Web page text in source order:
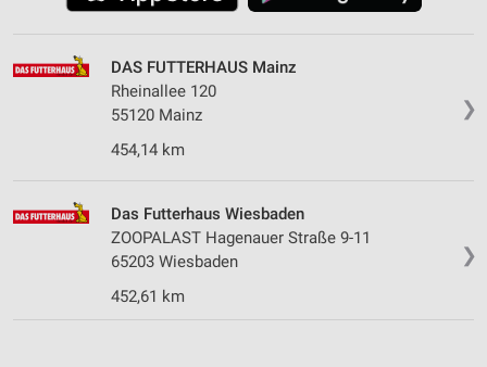
❯
DAS FUTTERHAUS Mainz
Rheinallee 120
55120 Mainz
454,14 km
❯
Das Futterhaus Wiesbaden
ZOOPALAST Hagenauer Straße 9-11
65203 Wiesbaden
452,61 km